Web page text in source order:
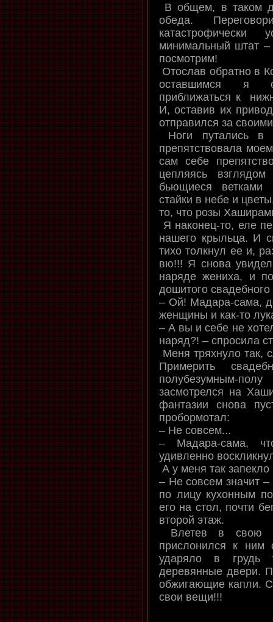
В общем, в таком
обеда.
минимальный штат
посмотрим!
Отослав обратно в
оставшимся я
приближаться к
И, оставив их
отправился за
Ноги путались в
препятствовала
сам себе
цепляясь
бьющиеся ветками
стайки в небе и
то, что розы
Я наконец-то, еле
нашего крыльца. И
тихо толкнул ее и,
вю!!! Я снова
наряде жениха, и
дошитого
– Ой! Мадара-сама,
женщины и как-то
– А вы и себе не
наряд?! – спросила
Меня тряхнуло так,
Примерить
полубезумным-
засмотрелся на
фантазии снова
пробормотал:
– Не совсем...
– Мадара-сама,
удивленно
А у меня так
– Не совсем значит
по лицу кухонным
его на стол, почти
второй этаж.
Влетев в свою
прислонился к ним
ударяло в грудь
деревянные двери.
обжигающие капли.
свои вещи!!!